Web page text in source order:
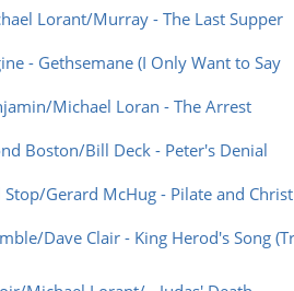
Lorant/Murray - The Last Supper
- Gethsemane (I Only Want to Say
Michael Loran - The Arrest
Boston/Bill Deck - Peter's Denial
Gerard McHug - Pilate and Christ
Dave Clair - King Herod's Song